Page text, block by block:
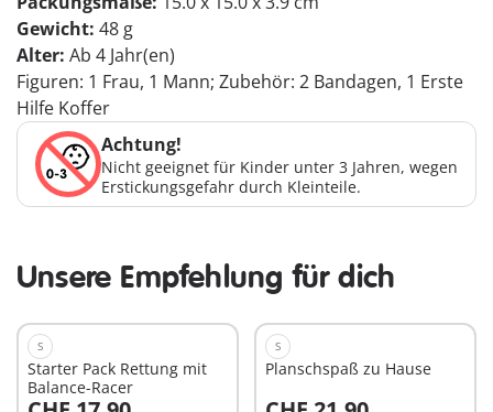
Gewicht: 48 g
Alter: Ab 4 Jahr(en)
Figuren: 1 Frau, 1 Mann; Zubehör: 2 Bandagen, 1 Erste
Hilfe Koffer
Achtung!
Nicht geeignet für Kinder unter 3 Jahren, wegen
Erstickungsgefahr durch Kleinteile.
Unsere Empfehlung für dich
S
Starter Pack Rettung mit
Balance-Racer
S
Planschspaß zu Hause